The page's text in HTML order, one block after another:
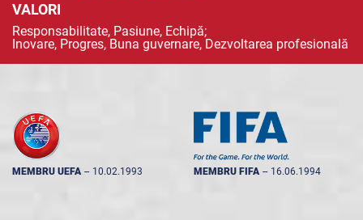
VALORI
Responsabilitate, Pasiune, Echipă;
Inovare, Progres, Buna guvernare, Dezvoltarea profesională
MEMBRU UEFA -- 10.02.1993 MEMBRU FIFA -- 16.06.1994